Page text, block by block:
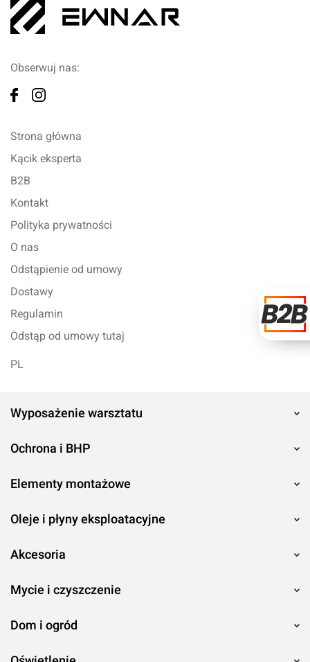
Obserwuj nas:
Strona główna
Kącik eksperta
B2B
Kontakt
Polityka prywatności
O nas
Odstąpienie od umowy
Dostawy
Regulamin
Odstąp od umowy tutaj
PL
Wyposażenie warsztatu
Ochrona i BHP
Elementy montażowe
Oleje i płyny eksploatacyjne
Akcesoria
Mycie i czyszczenie
Dom i ogród